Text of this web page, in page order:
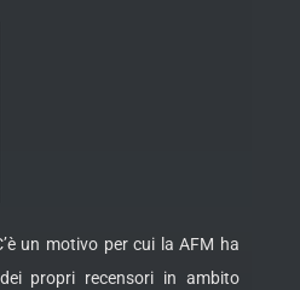
un motivo per cui la AFM ha
propri recensori in ambito